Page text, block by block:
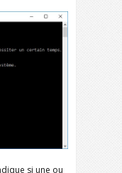
si une ou